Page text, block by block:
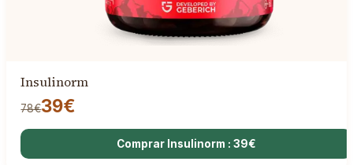
Insulinorm
78€39€
Comprar Insulinorm : 39€